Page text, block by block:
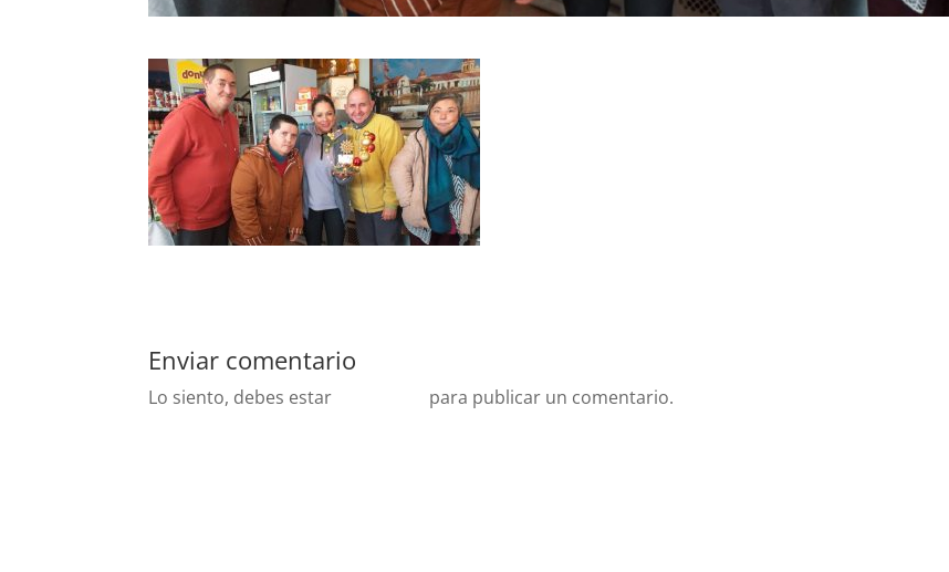
Enviar comentario
Lo siento, debes estar para publicar un comentario.